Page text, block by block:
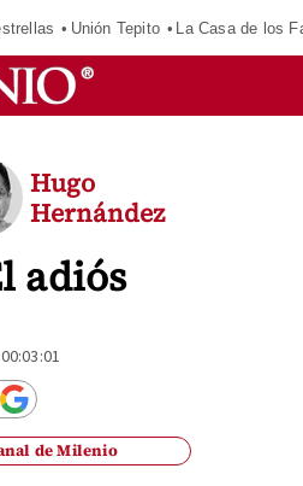
Unión Tepito La Casa de los
adiós
Hugo
Hernández
de Milenio